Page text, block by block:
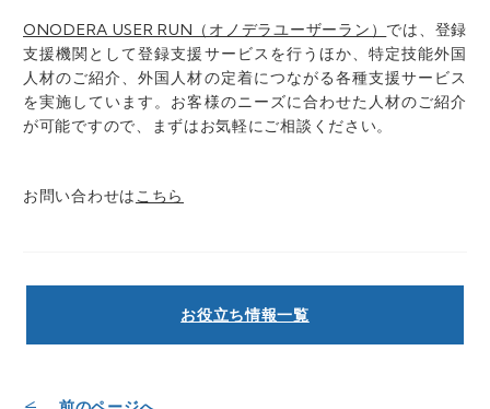
ONODERA USER RUN（オノデラユーザーラン） では、登録
支援機関として登録支援サービスを行うほか、特定技能外国
人材のご紹介、外国人材の定着につながる各種支援サービス
を実施しています。お客様のニーズに合わせた人材のご紹介
が可能ですので、まずはお気軽にご相談ください。
お問い合わせは こちら
お役立ち情報一覧